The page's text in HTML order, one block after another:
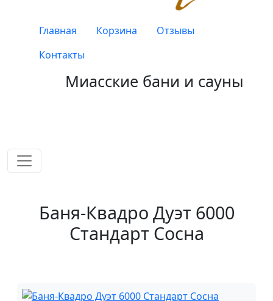
Верхнее меню
Главная Корзина
Отзывы
Контакты
Миасские бани и сауны
Баня-Квадро Дуэт 6000
Стандарт Сосна